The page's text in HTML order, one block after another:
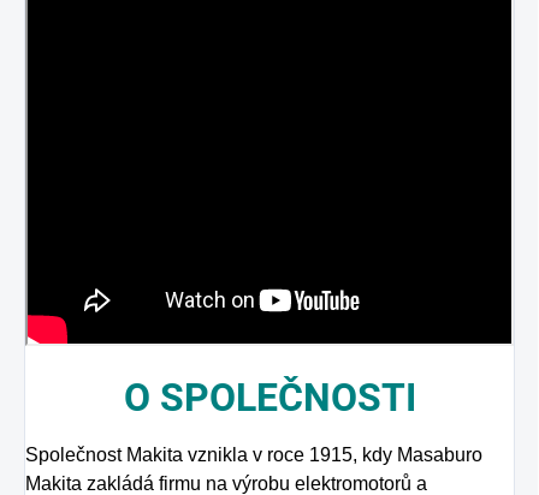
O SPOLEČNOSTI
Společnost Makita vznikla v roce 1915, kdy Masaburo
Makita zakládá firmu na výrobu elektromotorů a